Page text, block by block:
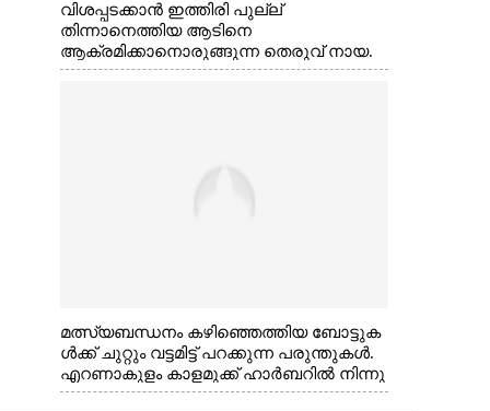
വിശപ്പടക്കാൻ ഇത്തിരി പുല്ല്
തിന്നാനെത്തിയ ആടിനെ
ആക്രമിക്കാനൊരുങ്ങുന്ന തെരുവ് നായ.
എറണാകുളം വാത്തുരുത്തിയിൽ നിന്നുള്ള
മത്സ്യബന്ധനം കഴിഞ്ഞെത്തിയ ബോട്ടുക
ൾക്ക് ചുറ്റും വട്ടമിട്ട് പറക്കുന്ന പരുന്തുകൾ.
എറണാകുളം കാളമുക്ക് ഹാർബറിൽ നിന്നു
ള്ള കാഴ്ച